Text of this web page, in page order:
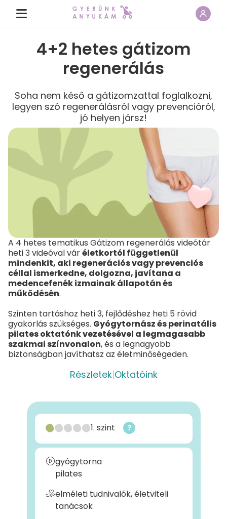
4+2 hetes gátizom
regenerálás
Soha nem késő a gátizomzattal foglalkozni,
legyen szó regenerálásról vagy prevencióról,
jó helyen jársz!
Részletek|Oktatóink
A 4 hetes tematikus Gátizom regenerálás videótár
heti 3 videóval váréletkortól függetlenül
mindenkit, aki regenerációs vagy prevenciós
céllal ismerkedne, dolgozna, javítana a
medencefenék izmainak állapotán és
működésén.
Szinten tartáshoz heti 3, fejlődéshez heti 5 rövid
gyakorlás szükséges. Gyógytornász és perinatális
pilates oktatónk vezetésével a legmagasabb
szakmai színvonalon, és a legnagyobb
biztonságban javíthatsz az életminőségeden.
1. szint ?
gyógytorna
pilates
elméleti tudnivalók, életviteli
tanácsok